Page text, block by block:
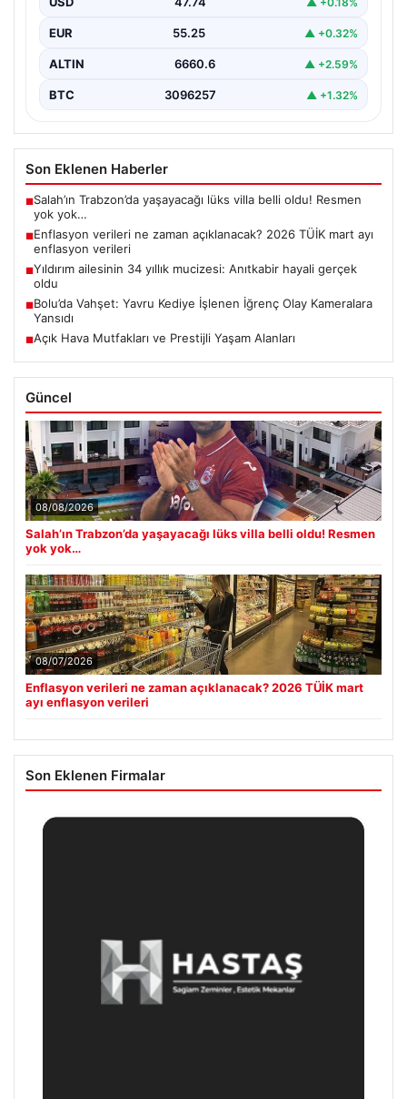
EUR 55.25 ▲ +0.32%
ALTIN 6660.6 ▲ +2.59%
BTC 3096257 ▲ +1.32%
Son Eklenen Haberler
■Salah’ın Trabzon’da yaşayacağı lüks villa belli oldu! Resmen
yok yok…
■Enflasyon verileri ne zaman açıklanacak? 2026 TÜİK mart ayı
enflasyon verileri
■Yıldırım ailesinin 34 yıllık mucizesi: Anıtkabir hayali gerçek
oldu
■Bolu’da Vahşet: Yavru Kediye İşlenen İğrenç Olay Kameralara
Yansıdı
■Açık Hava Mutfakları ve Prestijli Yaşam Alanları
Güncel
08/08/2026
Salah’ın Trabzon’da yaşayacağı lüks villa belli oldu! Resmen
yok yok…
08/07/2026
Enflasyon verileri ne zaman açıklanacak? 2026 TÜİK mart
ayı enflasyon verileri
Son Eklenen Firmalar